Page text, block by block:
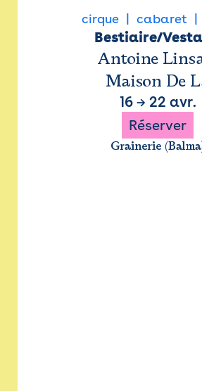
cirque cabaret
Bestiaire/
Antoine
Maison De
16→ 22 avr.
Réserver
Grainerie